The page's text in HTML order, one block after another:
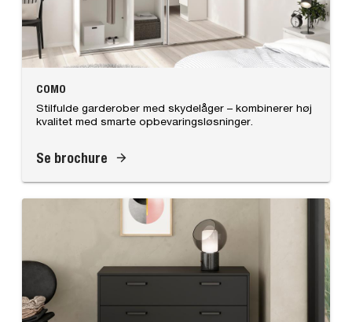
COMO
Stilfulde garderober med skydelåger – kombinerer høj
kvalitet med smarte opbevaringsløsninger.
Se brochure